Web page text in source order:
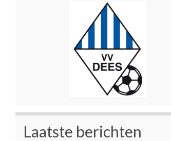
Laatste berichten